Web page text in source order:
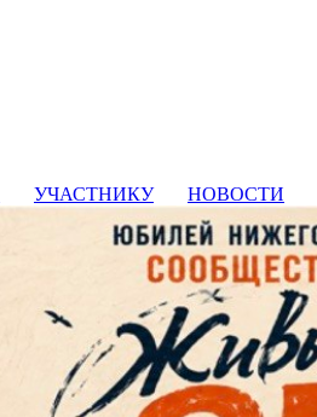
УЧАСТНИКУ НОВОСТИ